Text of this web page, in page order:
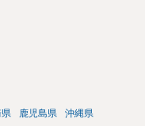
鹿児島県 沖縄県